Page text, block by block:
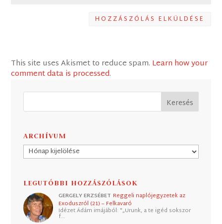
HOZZÁSZÓLÁS ELKÜLDÉSE
This site uses Akismet to reduce spam. Learn how your
comment data is processed.
ARCHÍVUM
Archívum
LEGUTÓBBI HOZZÁSZÓLÁSOK
GERGELY ERZSÉBET Reggeli naplójegyzetek az
Exoduszról (21) – Felkavaró
Idézet Ádám imájából: "„Urunk, a te igéd sokszor
f…